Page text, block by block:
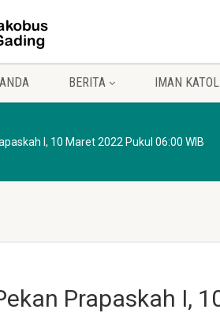
BERITA IMAN
I, 10 Maret 2022 Pukul 06:00 WIB
Prapaskah I,